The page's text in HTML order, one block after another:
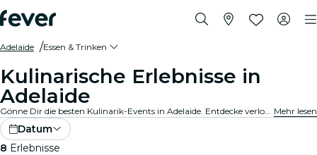
Adelaide Essen & Trinken
Kulinarische Erlebnisse in
Adelaide
Gönne Dir die besten Kulinarik-Events in Adelaide. Entdecke verlockende Gourmet-Erlebnisse, die alle Geschmäcker und Vorlieben bedienen. Mehr lesen
Datum
8 Erlebnisse